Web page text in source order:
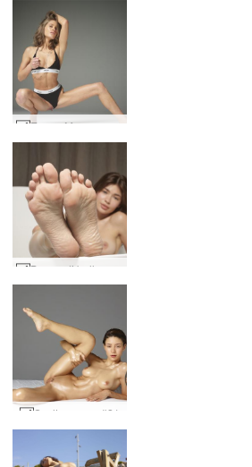
Emma M magra e vigorosa #17
Scultura rosa #21